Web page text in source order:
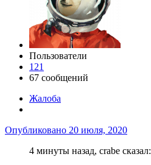
Пользователи
121
67 сообщений
Жалоба
Опубликовано 20 июля, 2020
4 минуты назад, crabe сказал: